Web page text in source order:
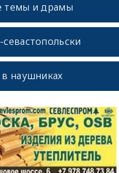
темы и драмы
наушниках